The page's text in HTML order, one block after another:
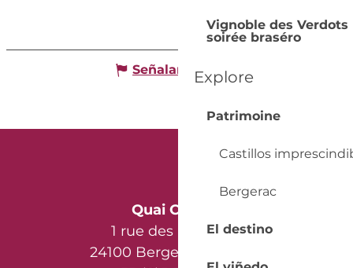
Vignoble des
soirée braséro
Explore
Patrimoine
Castillos
Bergerac
El destino
Señalar un error
Quai Cyrano
1 rue des Récollets
24100 Bergerac - France